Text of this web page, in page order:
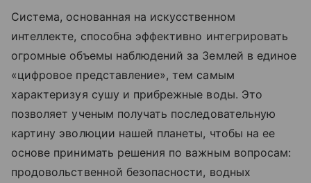
Система, основанная на искусственном
интеллекте, способна эффективно интегрировать
огромные объемы наблюдений за Землей в единое
«цифровое представление», тем самым
характеризуя сушу и прибрежные воды. Это
позволяет ученым получать последовательную
картину эволюции нашей планеты, чтобы на ее
основе принимать решения по важным вопросам:
продовольственной безопасности, водных